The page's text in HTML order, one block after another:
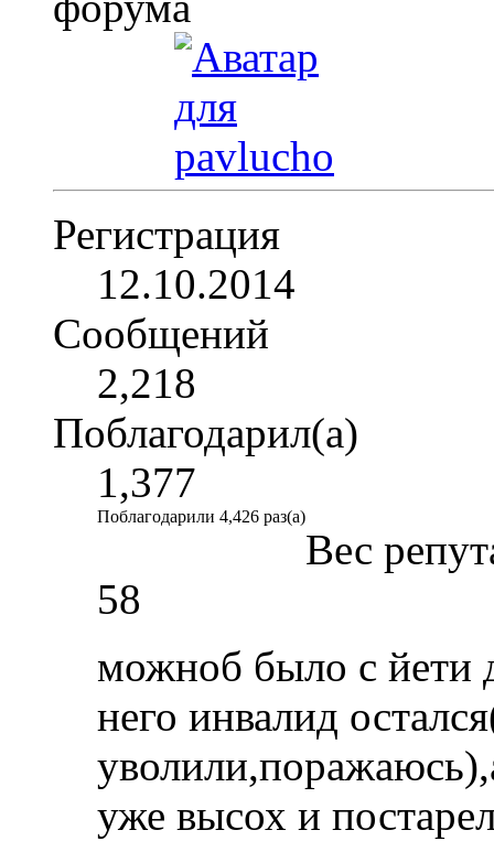
Регистрация
12.10.2014
Сообщений
2,218
Поблагодарил(а)
1,377
Поблагодарили 4,426 раз(а)
Вес
58
можноб было с йети
него инвалид
уже высох и